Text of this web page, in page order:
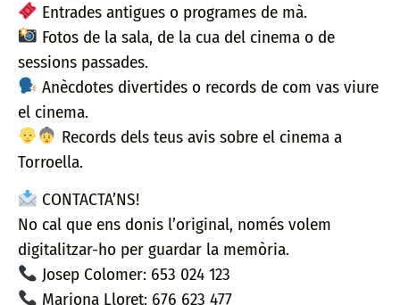
Entrades antigues o programes de mà.
Fotos de la sala, de la cua del cinema o de
sessions passades.
Anècdotes divertides o records de com vas viure
el cinema.
Records dels teus avis sobre el cinema a
Torroella.
CONTACTA’NS!
No cal que ens donis l’original, només volem
digitalitzar-ho per guardar la memòria.
Josep Colomer: 653 024 123
Mariona Lloret: 676 623 477